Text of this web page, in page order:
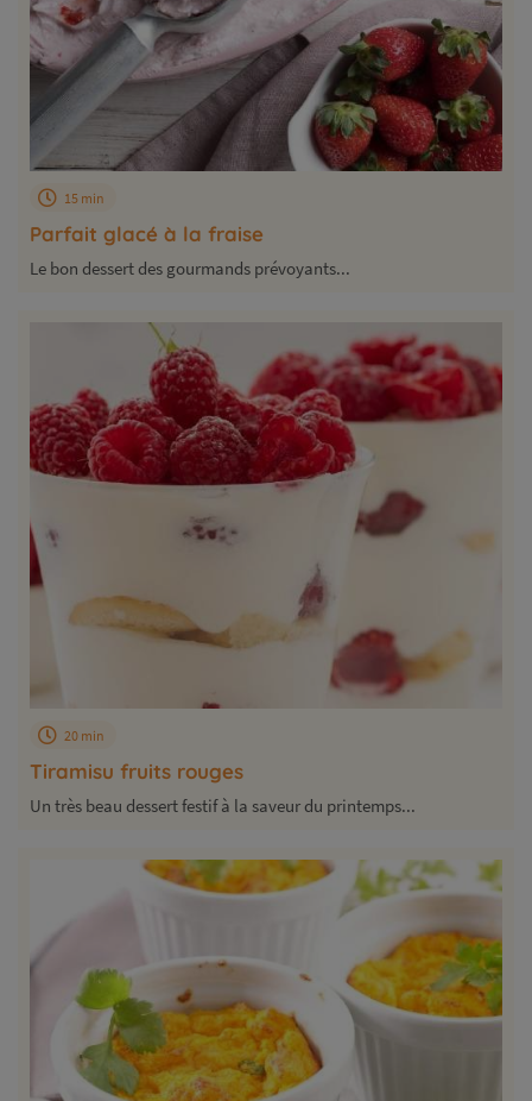
Parfait glacé à la fraise
15 min
Le bon dessert des gourmands prévoyants...
Tiramisu fruits rouges
20 min
Un très beau dessert festif à la saveur du printemps...